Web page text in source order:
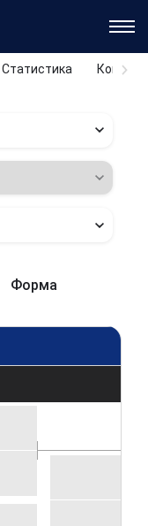
Статистика
Форма